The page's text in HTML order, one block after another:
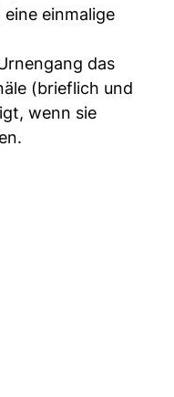
einmalige
das
(brieflich und
wenn sie